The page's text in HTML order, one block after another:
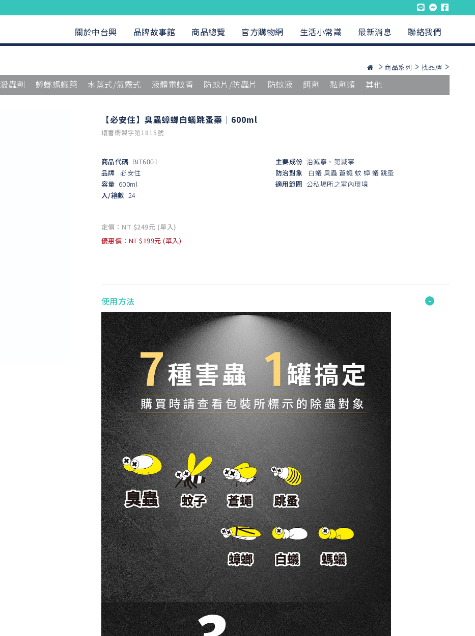
關於中台興 品牌故事館 商品總覽 官方購物網 生活小常識 最新消息 聯絡我們
商品系列 找品牌
殺蟲劑 蟑螂螞蟻藥 水蒸式/氣霧式 液體電蚊香 防蚊片/防蟲片 防蚊液 餌劑 黏劑類 其他
【必安住】臭蟲蟑螂白蟻跳蚤藥｜600ml
環署衛製字第1815號
商品代碼 BIT6001
品牌 必安住
容量 600ml
入/箱數 24
主要成份 治滅寧、第滅寧
防治對象
白蟻 臭蟲 蒼蠅 蚊 蟑 蟻 跳蚤
適用範圍 公私場所之室內環境
定價：NT $249元 (單入)
優惠價：NT $199元 (單入)
使用方法